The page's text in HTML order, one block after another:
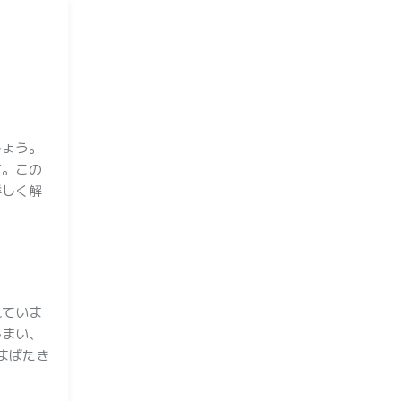
う。
この
く解
いま
い、
ばたき